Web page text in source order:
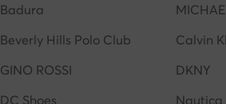
Badura
Beverly Hills Polo Club Calvin
GINO ROSSI DKNY
DC Shoes Nautica